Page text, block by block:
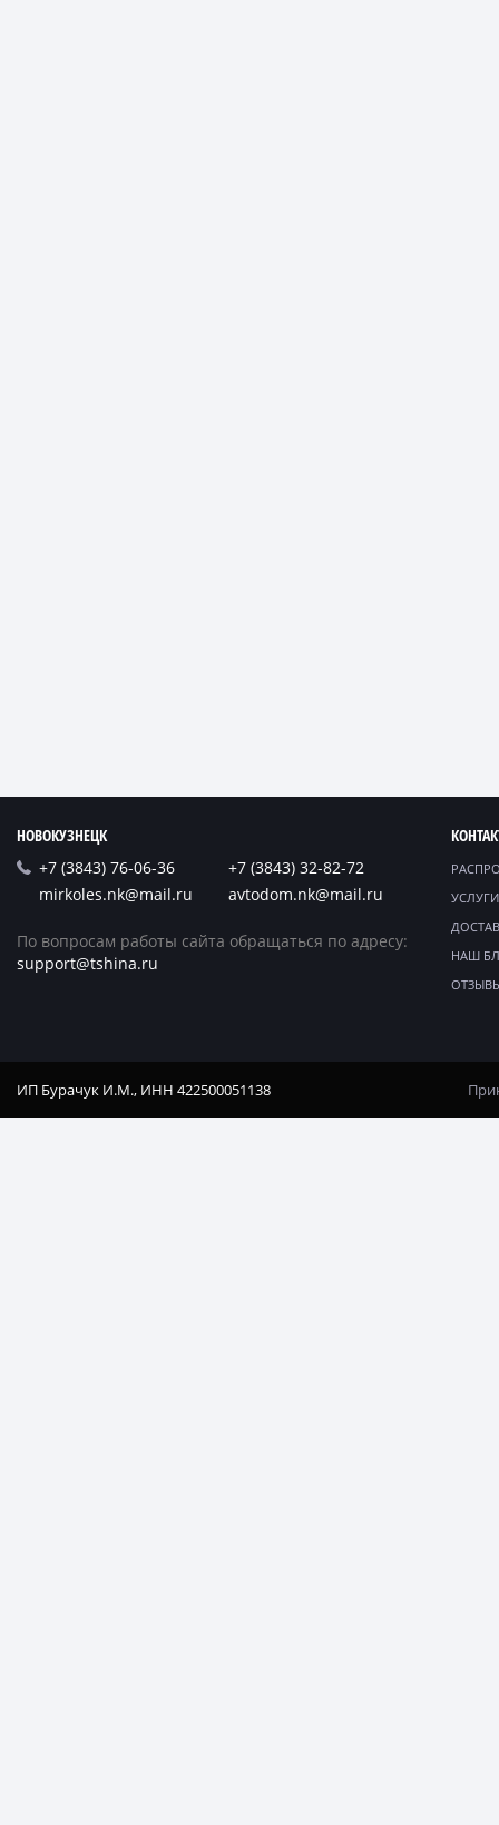
НОВОКУЗНЕЦК
+7 (3843) 76-06-36
+7 (3843) 32-82-72
mirkoles.nk@mail.ru
avtodom.nk@mail.ru
По вопросам работы сайта обращаться по адресу:
support@tshina.ru
НАШ
ИП Бурачук И.М., ИНН 422500051138